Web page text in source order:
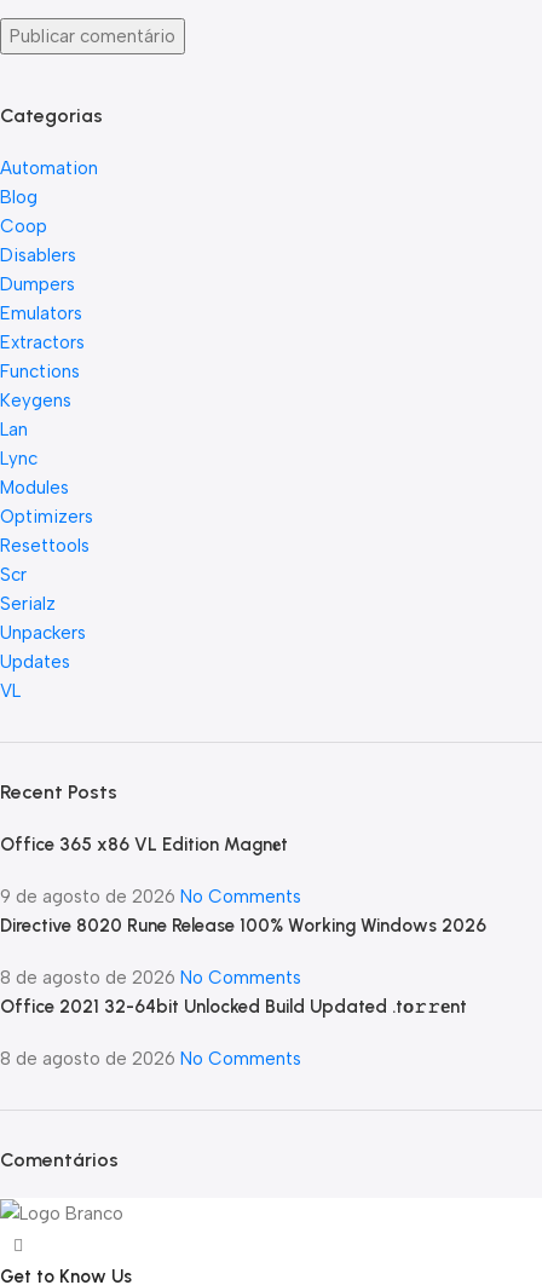
Categorias
Automation
Blog
Coop
Disablers
Dumpers
Emulators
Extractors
Functions
Keygens
Lan
Lync
Modules
Optimizers
Resettools
Scr
Serialz
Unpackers
Updates
VL
Recent Posts
Office 365 x86 VL Edition Magn𝐞t
9 de agosto de 2026 No Comments
Directive 8020 Rune Release 100% Working Windows 2026
8 de agosto de 2026 No Comments
Office 2021 32-64bit Unlocked Build Updated .tо𝚛𝚛еnt
8 de agosto de 2026 No Comments
Comentários
Get to Know Us